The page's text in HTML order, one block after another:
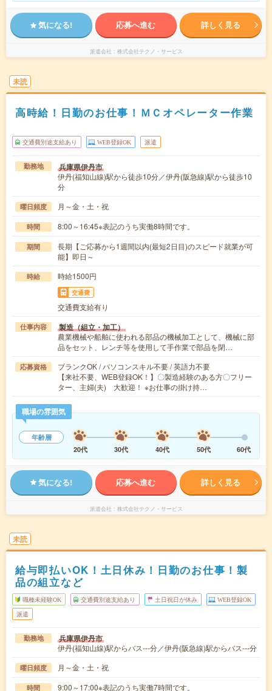
気になる! 応募へ進む 詳しく見る
派遣会社 株式会社テクノ・サービス
未読
高時給！日勤のお仕事！ＭＣオペレーター作業
交通費別途支給あり WEB登録OK 派遣
勤務地 兵庫県伊丹市
伊丹(福知山線)駅から徒歩10分／伊丹(阪急線)駅から徒歩10
分
曜日頻度 月～金・土・祝
時間 8:00～16:45※表記のうち実働8時間です。
期間
長期【ご応募から1週間以内(最短2日目)のスピード就業が可
能】即日～
時給 時給1500円
交通費
交通費支給有り
仕事内容 製造（組立・加工）
農業機械や船舶に使われる部品の機械加工として、機械に部
品をセット、レンチ等を使用して手作業で部品を閉…
応募資格
ブランクOK / パソコンスキル不要 / 英語力不要
【来社不要、WEB登録OK！】〇製造経験のある方〇フリー
ター、主婦(夫) 大歓迎！ ※お仕事の掛け持…
職場の雰囲気
年齢層
20代
30代 40代 50代 60代
気になる! 応募へ進む 詳しく見る
派遣会社 株式会社テクノ・サービス
未読
給与即払いOK！土日休み！日勤のお仕事！製
品の組立など
職種未経験OK 交通費別途支給あり 土日祝日が休み WEB登録OK
派遣
勤務地 兵庫県伊丹市
伊丹(福知山線)駅からバス---分／伊丹(阪急線)駅からバス---分
曜日頻度 月～金・土・祝
時間 9:00～17:00※表記のうち実働7時間です。